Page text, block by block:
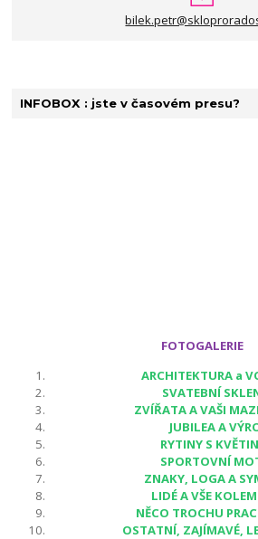
INFOBOX : jste v časovém presu?
FOTOGALERIE
ARCHITEKTURA a
SVATEBNÍ
ZVÍŘATA A VAŠI
JUBILEA A
RYTINY S
SPORTOVNÍ
ZNAKY, LOGA A
LIDÉ A VŠE
NĚCO TROCHU
OSTATNÍ, ZAJÍMAVÉ,